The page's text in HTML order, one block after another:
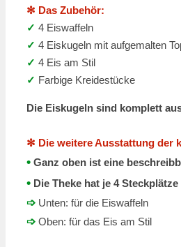
✻ Das Zubehör:
✓ 4 Eiswaffeln
✓ 4 Eiskugeln mit aufgemalten
✓ 4 Eis am Stil
✓ Farbige Kreidestücke
Die Eiskugeln sind komplett
✻ Die weitere Ausstattung der
• Ganz oben ist eine
• Die Theke hat je 4
➩ Unten: für die Eiswaffeln
➩ Oben: für das Eis am Stil